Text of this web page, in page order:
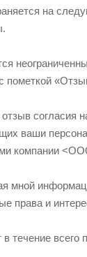
на
согласия
ваши
компании
мной
права и
течение